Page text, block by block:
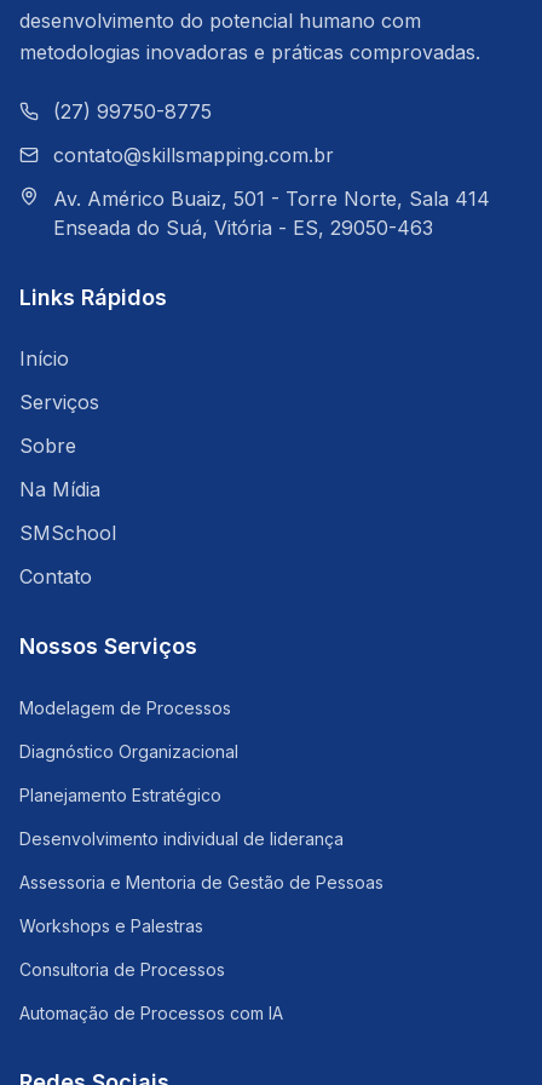
desenvolvimento do potencial humano com
metodologias inovadoras e práticas comprovadas.
(27) 99750-8775
contato@skillsmapping.com.br
Av. Américo Buaiz, 501 - Torre Norte, Sala 414
Enseada do Suá, Vitória - ES, 29050-463
Links Rápidos
Início
Serviços
Sobre
Na Mídia
SMSchool
Contato
Nossos Serviços
Modelagem de Processos
Diagnóstico Organizacional
Planejamento Estratégico
Desenvolvimento individual de liderança
Assessoria e Mentoria de Gestão de Pessoas
Workshops e Palestras
Consultoria de Processos
Automação de Processos com IA